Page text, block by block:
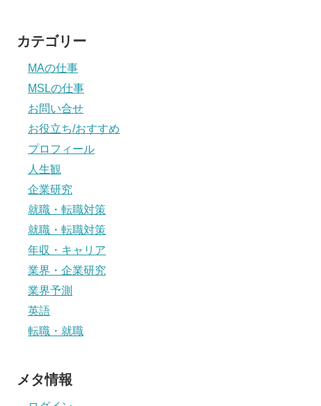
カテゴリー
MAの仕事
MSLの仕事
お問い合せ
お役立ち/おすすめ
プロフィール
人生観
企業研究
就職・転職対策
就職・転職対策
年収・キャリア
業界・企業研究
業界予測
英語
転職・就職
メタ情報